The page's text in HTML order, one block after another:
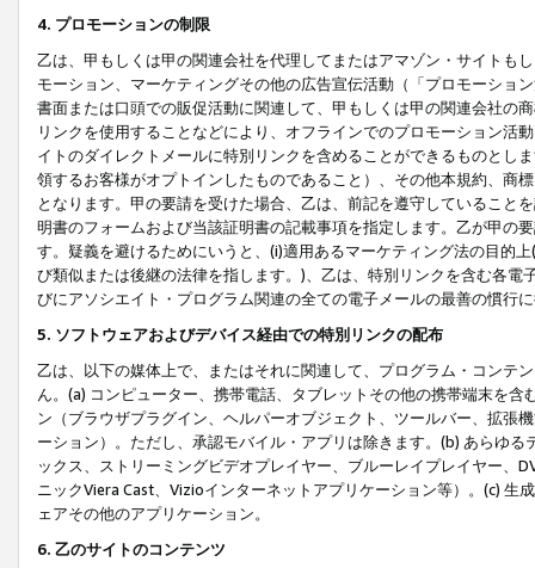
4. プロモーションの制限
乙は、甲もしくは甲の関連会社を代理してまたはアマゾン・サイトも
モーション、マーケティングその他の広告宣伝活動（「プロモーショ
書面または口頭での販促活動に関連して、甲もしくは甲の関連会社の
リンクを使用することなどにより、オフラインでのプロモーション活
イトのダイレクトメールに特別リンクを含めることができるものとし
領するお客様がオプトインしたものであること）、その他本規約、商
となります。甲の要請を受けた場合、乙は、前記を遵守していること
明書のフォームおよび当該証明書の記載事項を指定します。乙が甲の
す。疑義を避けるためにいうと、(i)適用あるマーケティング法の目的
び類似または後継の法律を指します。)、乙は、特別リンクを含む各
びにアソシエイト・プログラム関連の全ての電子メールの最善の慣行
5. ソフトウェアおよびデバイス経由での特別リンクの配布
乙は、以下の媒体上で、またはそれに関連して、プログラム・コンテ
ん。(a) コンピューター、携帯電話、タブレットその他の携帯端末を
ン（ブラウザプラグイン、ヘルパーオブジェクト、ツールバー、拡張
ーション）。ただし、承認モバイル・アプリは除きます。(b) あらゆ
ックス、ストリーミングビデオプレイヤー、ブルーレイプレイヤー、
ニックViera Cast、Vizioインターネットアプリケーション等）。(c)
ェアその他のアプリケーション。
6. 乙のサイトのコンテンツ